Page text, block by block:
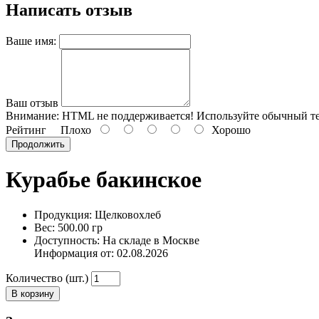
Написать отзыв
Ваше имя:
Ваш отзыв
Внимание: HTML не поддерживается! Используйте обычный
Рейтинг Плохо Хорошо
Продолжить
Курабье бакинское
Продукция: Щелковохлеб
Вес: 500.00 гр
Доступность: На складе в Москве
Информация от: 02.08.2026
Количество (шт.)
В корзину